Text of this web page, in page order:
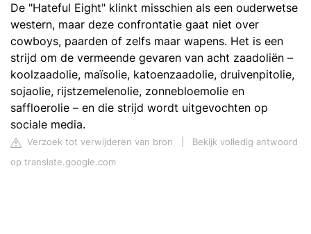
De "Hateful Eight" klinkt misschien als een ouderwetse
western, maar deze confrontatie gaat niet over
cowboys, paarden of zelfs maar wapens. Het is een
strijd om de vermeende gevaren van acht zaadoliën –
koolzaadolie, maïsolie, katoenzaadolie, druivenpitolie,
sojaolie, rijstzemelenolie, zonnebloemolie en
saffloerolie – en die strijd wordt uitgevochten op
sociale media.
Verzoek tot verwijderen van bron
Bekijk volledig antwoord
op translate.google.com